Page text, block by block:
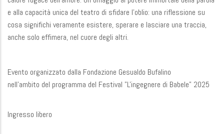
e alla capacità unica del teatro di sfidare l'oblio: una riflessione su
cosa significhi veramente esistere, sperare e lasciare una traccia,
anche solo effimera, nel cuore degli altri.
Evento organizzato dalla Fondazione Gesualdo Bufalino
nell'ambito del programma del Festival "L'ingegnere di Babele" 2025
Ingresso libero